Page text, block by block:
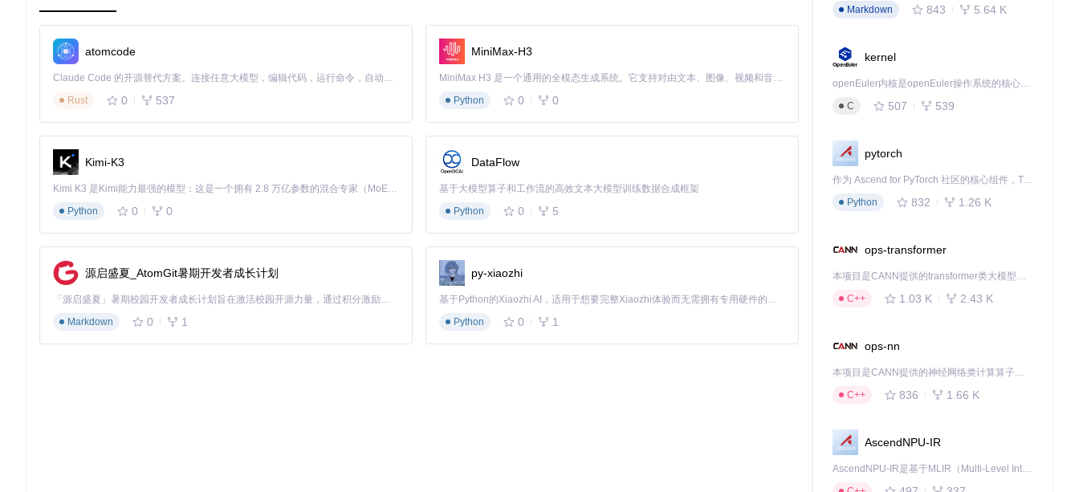
通过修改偏好设置数据库，Cowabunga能够调整系统隐藏功能，如启用手势操作、自定义控制中心布局、修改电池显示样式等。这些调整通过安全的API
调用实现，避免了直接修改系统文件带来的风险。
4大适用场景：从效率提升到创意设计
Cowabunga的多功能性使其能够满足不同用户群体的需求，以下是几个典型应用场景：
效率提升：工作环境定制
专业用户可以通过Cowabunga创建专注模式工作环境：隐藏娱乐类应用图标、自定义控制中心添加常用工具、设置特定应用的快捷启动手势。这些定制能
够减少干扰，优化工作流程，使iOS设备成为高效的生产力工具。
创意设计：个性化表达
设计师和创意工作者可以利用Cowabunga实现品牌一致性的设备展示：定制与个人品牌色调匹配的系统主题、设计独特的应用图标、创建专属的锁屏动
画。这些定制不仅展现个人风格，还能在客户展示时呈现专业形象。
atomcode
Claude Code 的开源替代方案。连接任意大模型，编辑代码，运行命令，自动验证 — 全自动执行。用 Rust 构建，极致性能。 ｜ An open-source alternative to Claude Code. Connect any LLM, edit code, run commands, and verify changes — autonomously. Built in Rust for speed. Get Started
Rust
0 537
MiniMax-H3
MiniMax H3 是一个通用的全模态生成系统。它支持对由文本、图像、视频和音频组成的多模态上下文进行统一理解，并能生成分辨率高达 2K、时长可达 15 秒的带原生立体声音频的视频。得益于面向任务泛化的系统设计，H3 在预训练阶段就已具备广泛的多模态上下文理解与生成能力，能够出色地执行复杂的多模态指令。
Python
0 0
Kimi-K3
Kimi K3 是Kimi能力最强的模型：这是一个拥有 2.8 万亿参数的混合专家（MoE）模型，具备原生视觉理解能力，并支持 100 万 token 的上下文窗口。
Python
0 0
DataFlow
基于大模型算子和工作流的高效文本大模型训练数据合成框架
Python
0 5
源启盛夏_AtomGit暑期开发者成长计划
「源启盛夏」暑期校园开发者成长计划旨在激活校园开源力量，通过积分激励、认证扶持、资源倾斜等形式，引导高校组织和开发者完成「入驻 — 建项目 — 做贡献 — 获认证 — 得资源」的完整闭环。无论你是想带领社团入驻平台的组织者，还是希望用代码贡献证明自己的开发者，都能在这里找到属于你的成长路径。
Markdown
0 1
py-xiaozhi
基于Python的Xiaozhi AI，适用于想要完整Xiaozhi体验而无需拥有专用硬件的用户。
Python
0 1
Markdown
843 5.64 K
kernel
openEuler内核是openEuler操作系统的核心，既是系统性能与稳定性的基石，也是连接处理器、设备与服务的桥梁。
C
507 539
pytorch
作为 Ascend for PyTorch 社区的核心组件，TorchNPU 是昇腾专为 PyTorch 打造的深度学习适配插件，使 PyTorch 框架能够直接调用昇腾 NPU，为开发者提供昇腾 AI 处理器的超强算力。
Python
832 1.26 K
ops-transformer
本项目是CANN提供的transformer类大模型算子库，实现网络在NPU上加速计算。
C++
1.03 K 2.43 K
ops-nn
本项目是CANN提供的神经网络类计算算子库，实现网络在NPU上加速计算。
C++
836 1.66 K
AscendNPU-IR
AscendNPU-IR是基于MLIR（Multi-Level Intermediate Representation）构建的，面向昇腾亲和算子编译时使用的中间表示，提供昇腾完备表达能力，通过编译优化提升昇腾AI处理器计算效率，支持通过生态框架使能昇腾AI处理器与深度调优